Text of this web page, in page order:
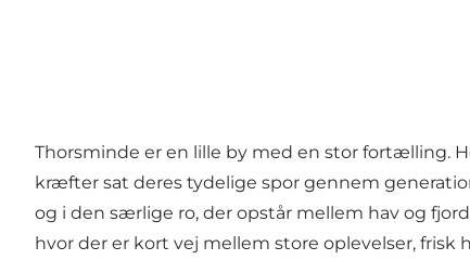
Thorsminde er en lille by med en stor fortælling.
kræfter sat deres tydelige spor gennem
og i den særlige ro, der opstår mellem hav og
hvor der er kort vej mellem store oplevelser,